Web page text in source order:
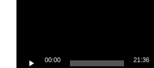
00:00 21:36